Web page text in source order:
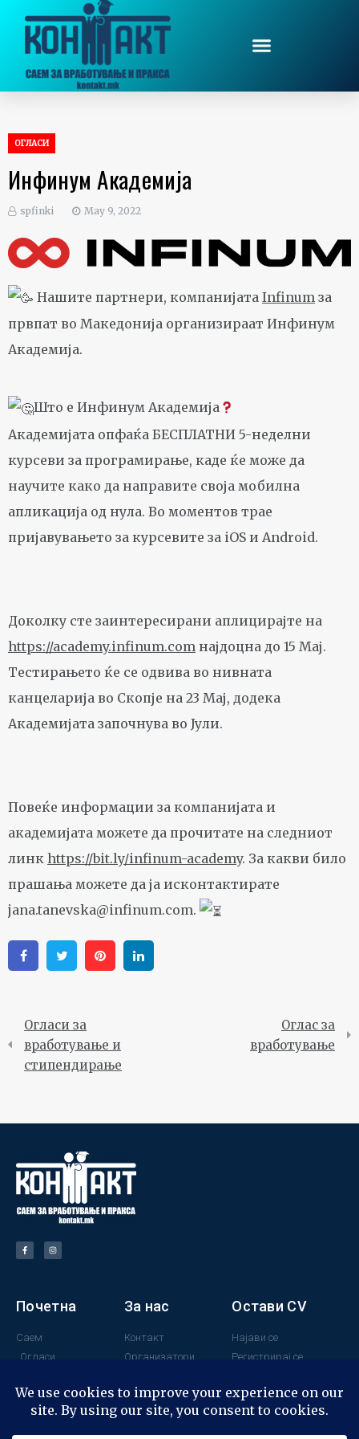
ОГЛАСИ
Инфинум Академија
spfinki May 9, 2022
Нашите партнери, компанијата Infinum за
првпат во Македонија организираат Инфинум
Академија.
Што е Инфинум Академија
Академијата опфаќа БЕСПЛАТНИ 5-неделни
курсеви за програмирање, каде ќе може да
научите како да направите своја мобилна
апликација од нула. Во моментов трае
пријавувањето за курсевите за iOS и Android.
Доколку сте заинтересирани аплицирајте на
https://academy.infinum.com најдоцна до 15 Мај.
Тестирањето ќе се одвива во нивната
канцеларија во Скопје на 23 Мај, додека
Академијата започнува во Јули.
Повеќе информации за компанијата и
академијата можете да прочитате на следниот
линк https://bit.ly/infinum-academy. За какви било
прашања можете да ја исконтактирате
jana.tanevska@infinum.com.
FacebookTwitter Pinterest
Огласи за
вработување и
стипендирање
Оглас за
вработување
Почетна
Саем
Огласи
За нас
Контакт
Организатори
Минатогодишни
учесници
Остави CV
Најави се
Регистрирај се